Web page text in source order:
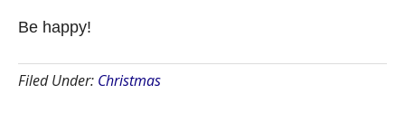
Be happy!
Filed Under: Christmas